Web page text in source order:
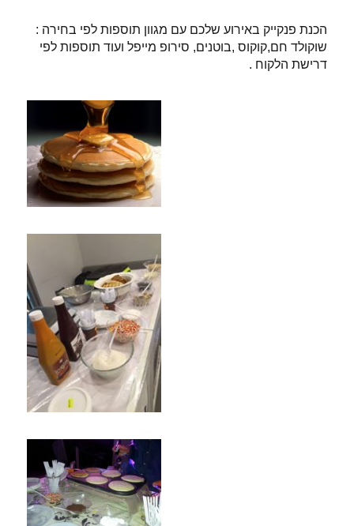
הכנת פנקייק באירוע שלכם עם מגוון תוספות לפי בחירה :
שוקולד חם,קוקוס ,בוטנים, סירופ מייפל ועוד תוספות לפי
דרישת הלקוח .